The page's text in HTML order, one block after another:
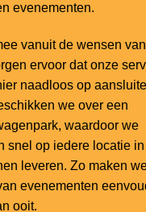
evenementen.
vanuit de wensen
ervoor dat onze
naadloos op
we over een
waardoor we
snel op iedere locatie
leveren. Zo maken
evenementen
ooit.